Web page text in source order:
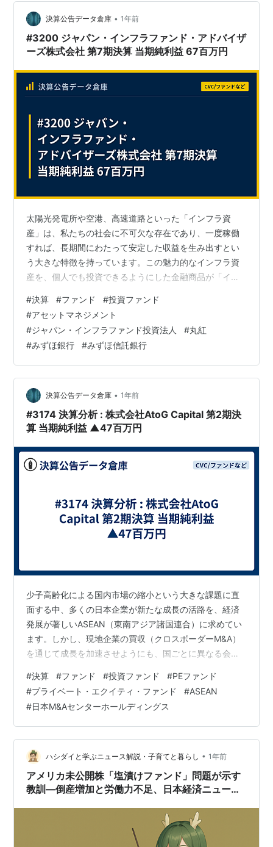
決算公告データ倉庫 • 1年前
#3200 ジャパン・インフラファンド・アドバイザ
ーズ株式会社 第7期決算 当期純利益 67百万円
太陽光発電所や空港、高速道路といった「インフラ資
産」は、私たちの社会に不可欠な存在であり、一度稼働
すれば、長期間にわたって安定した収益を生み出すとい
う大きな特徴を持っています。この魅力的なインフラ資
産を、個人でも投資できるようにした金融商品が「イン
REIT）に似ており、投資家から集めた資金でインフラ資
産を取得し、そこから得られる収益を分配金として還元
します。 今回分析するのは、このインフラファンド市場
で重要な役割を担う、ジャパン・インフラファンド・ア
ドバイザーズ株式会社です。同社は、総合商社の丸紅と
みずほグループが設立した資産運用会社であり、東京…
#決算 #ファンド #投資ファンド
#アセットマネジメント
#ジャパン・インフラファンド投資法人 #丸紅
#みずほ銀行 #みずほ信託銀行
決算公告データ倉庫 • 1年前
#3174 決算分析 : 株式会社AtoG Capital 第2期決
算 当期純利益 ▲47百万円
少子高齢化による国内市場の縮小という大きな課題に直
面する中、多くの日本企業が新たな成長の活路を、経済
発展が著しいASEAN（東南アジア諸国連合）に求めてい
ます。しかし、現地企業の買収（クロスボーダーM&A）
を通じて成長を加速させようにも、国ごとに異なる会計
えない「ガバナンス・ギャップ」が大きな壁として立ち
はだかります。この見えないリスクが、多くの企業にと
って成長への確かな一歩を躊躇させているのが現実で
す。 今回は、この新興国クロスボーダーM&Aが抱える根
深い課題を、正面から解決するために生まれた、全く新
しいコンセプトの投資ファンド運営会社、株式…
#決算 #ファンド #投資ファンド #PEファンド
#プライベート・エクイティ・ファンド #ASEAN
#日本M&Aセンターホールディングス
ハシダイと学ぶニュース解説・子育てと暮らし • 1年前
アメリカ未公開株「塩漬けファンド」問題が示す
教訓―倒産増加と労働力不足、日本経済ニュース